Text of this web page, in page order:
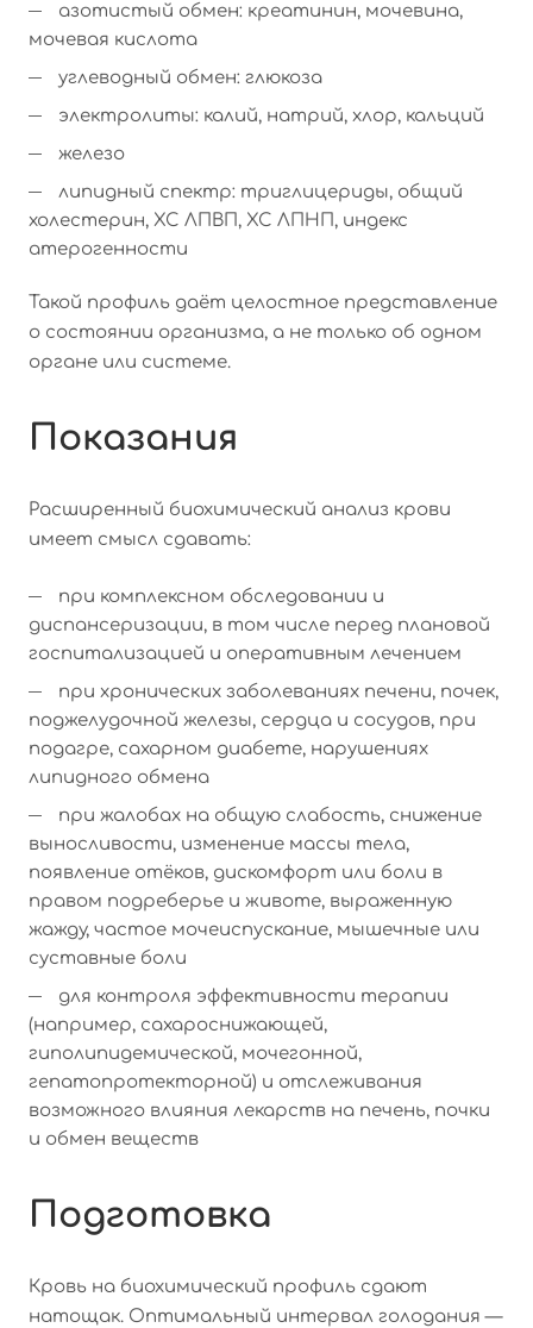
азотистый обмен: креатинин, мочевина,
мочевая кислота
углеводный обмен: глюкоза
электролиты: калий, натрий, хлор, кальций
железо
липидный спектр: триглицериды, общий
холестерин, ХС ЛПВП, ХС ЛПНП, индекс
атерогенности
Такой профиль даёт целостное представление
о состоянии организма, а не только об одном
органе или системе.
Показания
Расширенный биохимический анализ крови
имеет смысл сдавать:
при комплексном обследовании и
диспансеризации, в том числе перед плановой
госпитализацией и оперативным лечением
при хронических заболеваниях печени, почек,
поджелудочной железы, сердца и сосудов, при
подагре, сахарном диабете, нарушениях
липидного обмена
при жалобах на общую слабость, снижение
выносливости, изменение массы тела,
появление отёков, дискомфорт или боли в
правом подреберье и животе, выраженную
жажду, частое мочеиспускание, мышечные или
суставные боли
для контроля эффективности терапии
(например, сахароснижающей,
гиполипидемической, мочегонной,
гепатопротекторной) и отслеживания
возможного влияния лекарств на печень, почки
и обмен веществ
Подготовка
Кровь на биохимический профиль сдают
натощак. Оптимальный интервал голодания —